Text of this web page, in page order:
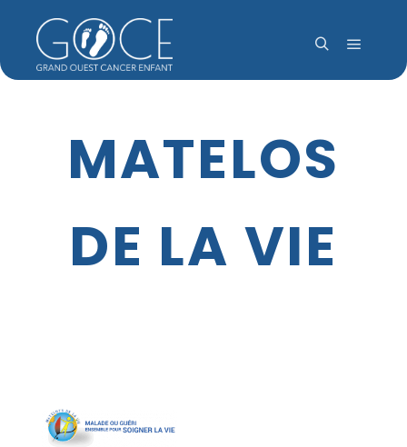
Menu
MATELOS
DE LA VIE